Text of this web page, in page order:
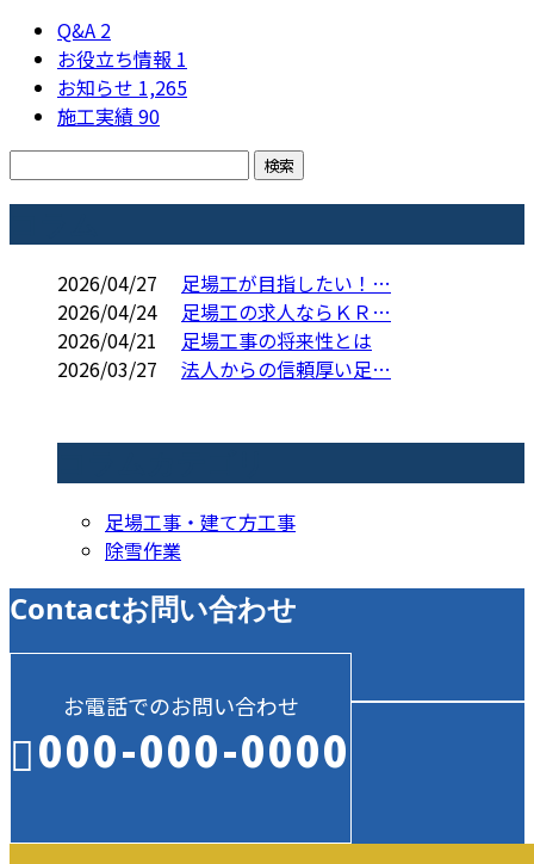
Q&A 2
お役立ち情報 1
お知らせ 1,265
施工実績90
2026/04/27
足場工が目指したい！…
2026/04/24
足場工の求人ならＫＲ…
2026/04/21
足場工事の将来性とは
2026/03/27
法人からの信頼厚い足…
足場工事・建て方工事
除雪作業
Contactお問い合わせ
お電話でのお問い合わせ
000-000-0000